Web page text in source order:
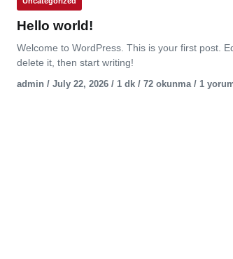
Hello world!
Welcome to WordPress. This is your first post.
delete it, then start writing!
admin / July 22, 2026 / 1 dk / 72 okunma / 1